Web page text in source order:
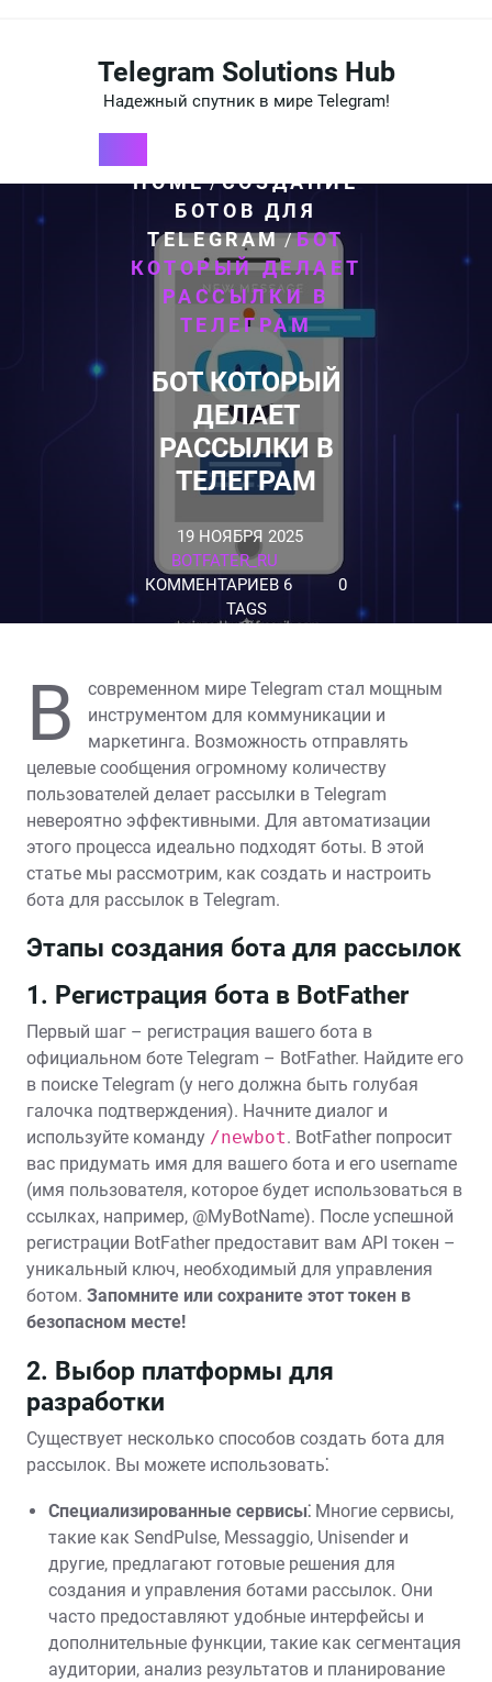
содержимомуTelegram Solutions Hub
Надежный спутник в мире Telegram!
HOME/СОЗДАНИЕ
БОТОВ ДЛЯ
TELEGRAM/БОТ
КОТОРЫЙ ДЕЛАЕТ
РАССЫЛКИ В
ТЕЛЕГРАМ
БОТ КОТОРЫЙ
ДЕЛАЕТ
РАССЫЛКИ В
ТЕЛЕГРАМ
19 НОЯБРЯ 2025
BOTFATER_RU
КОММЕНТАРИЕВ 6
0
TAGS
В
современном мире Telegram стал мощным
инструментом для коммуникации и
маркетинга. Возможность отправлять
целевые сообщения огромному количеству
пользователей делает рассылки в Telegram
невероятно эффективными. Для автоматизации
этого процесса идеально подходят боты. В этой
статье мы рассмотрим, как создать и настроить
бота для рассылок в Telegram.
Этапы создания бота для рассылок
1. Регистрация бота в BotFather
Первый шаг – регистрация вашего бота в
официальном боте Telegram – BotFather. Найдите его
в поиске Telegram (у него должна быть голубая
галочка подтверждения). Начните диалог и
используйте команду /newbot. BotFather попросит
вас придумать имя для вашего бота и его username
(имя пользователя, которое будет использоваться в
ссылках, например, @MyBotName). После успешной
регистрации BotFather предоставит вам API токен –
уникальный ключ, необходимый для управления
ботом. Запомните или сохраните этот токен в
безопасном месте!
2. Выбор платформы для
разработки
Существует несколько способов создать бота для
рассылок. Вы можете использовать⁚
Специализированные сервисы⁚ Многие сервисы,
такие как SendPulse, Messaggio, Unisender и
другие, предлагают готовые решения для
создания и управления ботами рассылок. Они
часто предоставляют удобные интерфейсы и
дополнительные функции, такие как сегментация
аудитории, анализ результатов и планирование